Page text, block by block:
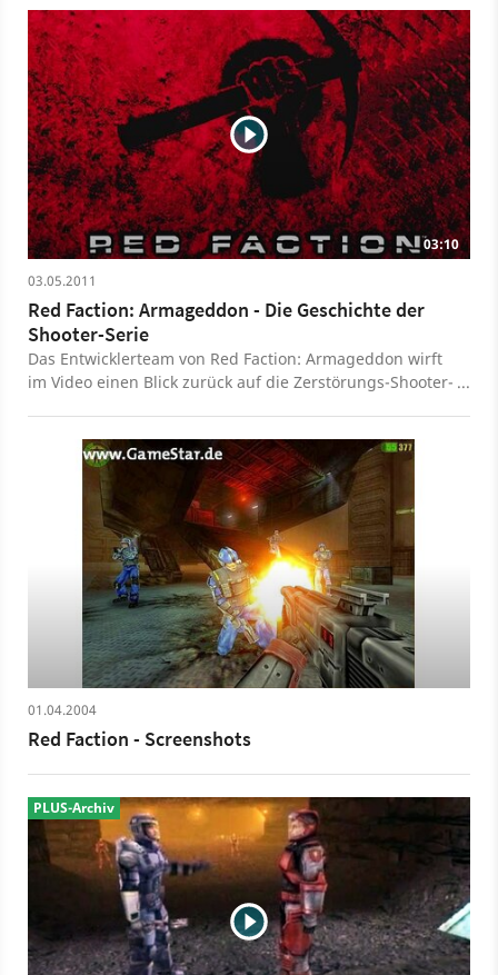
03:10
03.05.2011
Red Faction: Armageddon - Die Geschichte der
Shooter-Serie
Das Entwicklerteam von Red Faction: Armageddon wirft
im Video einen Blick zurück auf die Zerstörungs-Shooter-
01.04.2004
Red Faction - Screenshots
PLUS-Archiv